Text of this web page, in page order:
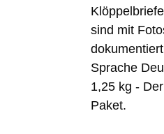
sind mit
Sprache
1,25 kg -
Paket.